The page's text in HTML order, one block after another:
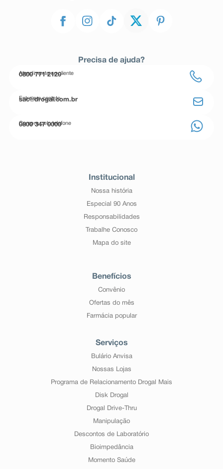
Precisa de ajuda?
Atendimento ao cliente
0800 771 2120
Entre em contato
sac@drogal.com.br
Compre pelo telefone
0800 347 0000
Institucional
Nossa história
Especial 90 Anos
Responsabilidades
Trabalhe Conosco
Mapa do site
Benefícios
Convênio
Ofertas do mês
Farmácia popular
Serviços
Bulário Anvisa
Nossas Lojas
Programa de Relacionamento Drogal Mais
Disk Drogal
Drogal Drive-Thru
Manipulação
Descontos de Laboratório
Bioimpedância
Momento Saúde